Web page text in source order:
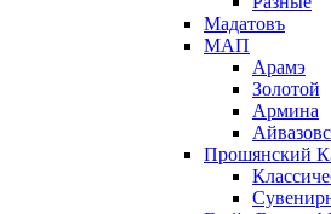
Мадатовъ
МАП
Арамэ
Золотой
Армина
Прошянский